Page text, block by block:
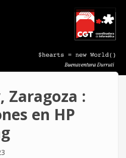
Zaragoza :
en HP